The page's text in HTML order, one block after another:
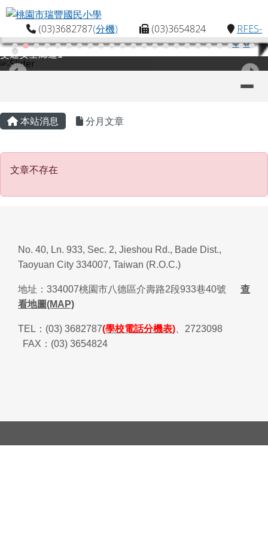
跳至主內容區
桃園市瑞豐國民小學
(03)3682787(分機) (03)3654824
RFES-
MAP
交通安全廊道1
主內容區域
本站消息 分月文章
文章不存在
文章不存在
頁尾區域
No. 40, Ln. 933, Sec. 2, Jieshou Rd., Bade Dist.,
Taoyuan City 334007, Taiwan (R.O.C.)
地址： 334007桃園市八德區介壽路2段933巷40號
查
看地圖(MAP)
TEL ： (03) 3682787(學校電話分機表)
2723098
FAX ： (03) 3654824